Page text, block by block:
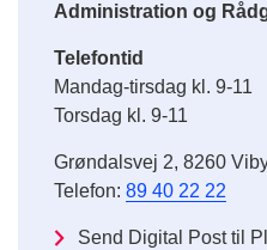
Administration og
Telefontid
Mandag-tirsdag kl. 9-11
Torsdag kl. 9-11
Grøndalsvej 2, 8260
Telefon: 89 40 22 22
Send Digital Post til